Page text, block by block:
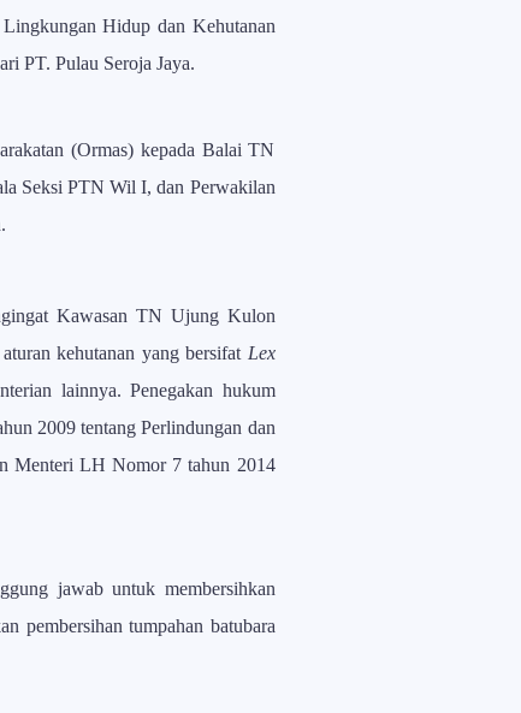
Hidup dan Kehutanan
PT. Pulau Seroja Jaya.
(Ormas) kepada Balai TN
Seksi PTN Wil I, dan Perwakilan
Kawasan TN Ujung Kulon
kehutanan yang bersifat Lex
lainnya. Penegakan hukum
2009 tentang Perlindungan dan
Menteri LH Nomor 7 tahun 2014
jawab untuk membersihkan
pembersihan tumpahan batubara